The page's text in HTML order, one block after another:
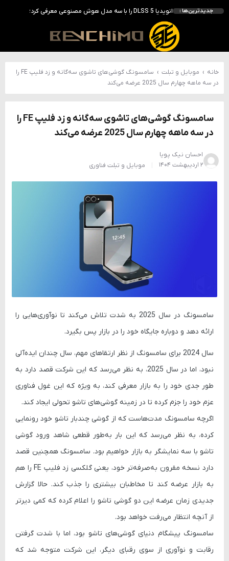
جدیدترین‌ها :
انویدیا DLSS 5 را با سه مدل هوش مصنوعی معرفی کرد؛ انتقادهای اولیه نتیجه داد
انویدیا پردازنده 88 هسته‌ای Vera را معرفی کرد؛ CPU اختصاصی برای نسل بعدی هوش مصنوعی
بالاخره سنسور Hotspot کارت‌های RTX 50 ظاهر شد؛ HWMonitor 1.65 تنها نماینده نمایش نیست
بررسی کیس GAMDIAS NESO P1 Pro؛ فول‌تاوری مهندسی‌شده برای سیستم‌های رده‌بالا
خانه › موبایل و تبلت ›
سامسونگ گوشی‌های تاشوی سه‌گانه و زد فلیپ FE را
در سه ماهه چهارم سال 2025 عرضه می‌کند
سامسونگ گوشی‌های تاشوی سه‌گانه و زد فلیپ FE را
در سه ماهه چهارم سال 2025 عرضه می‌کند
احسان نیک پویا
۲ اردیبهشت ۱۴۰۴
موبایل و تبلت فناوری
سامسونگ در سال 2025 به شدت تلاش می‌کند تا نوآوری‌هایی را
ارائه دهد و دوباره جایگاه خود را در بازار پس بگیرد.
سال 2024 برای سامسونگ از نظر ارتقاهای مهم، سال چندان ایده‌آلی
نبود، اما در سال 2025، به نظر می‌رسد که این شرکت قصد دارد به
طور جدی خود را به بازار معرفی کند، به ویژه که این غول فناوری
عزم خود را جزم کرده تا در زمینه گوشی‌های تاشو تحولی ایجاد کند.
اگرچه سامسونگ مدت‌هاست که از گوشی چندبار تاشو خود رونمایی
کرده، به نظر می‌رسد که این بار به‌طور قطعی شاهد ورود گوشی
تاشو با سه نمایشگر به بازار خواهیم بود. سامسونگ همچنین قصد
دارد نسخه مقرون به‌صرفه‌تر خود، یعنیگلکسی زد فلیپ FE
را هم
به بازار عرضه کند تا مخاطبان بیشتری را جذب کند. حالا گزارش
جدیدی زمان عرضه این دو گوشی تاشو را اعلام کرده که کمی دیرتر
از آنچه انتظار می‌رفت خواهد بود.
سامسونگ پیشگام دنیای گوشی‌های تاشو بود، اما با شدت گرفتن
رقابت و نوآوری از سوی رقبای دیگر، این شرکت متوجه شد که